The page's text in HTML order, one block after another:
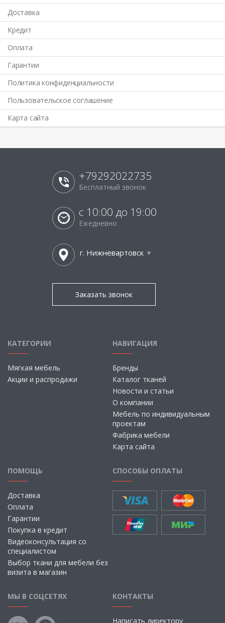
Доставка
Кредит
Оплата
Гарантии
Политика конфиденциальности
Пользовательское соглашение
Карта сайта
+79292022735
Бесплатный звонок
с 10:00 до 19:00
Ежедневно
г. Нижневартовск
Заказать звонок
КАТЕГОРИИ
Мягкая мебель
Акции и распродажи
НАВИГАЦИЯ
Бренды
Каталог тканей
Новости и статьи
О компании
Мебель по индивидуальным
проектам
Фабрика мебели
Карта сайта
ПОМОЩЬ
Доставка
Оплата
Гарантии
Покупка в кредит
Видеоконсультация со
специалистом
Выбор ткани для мебели без
визита в магазин
СПОСОБЫ ОПЛАТЫ
МЫ В СОЦСЕТЯХ КОНТАКТЫ
Написать директору